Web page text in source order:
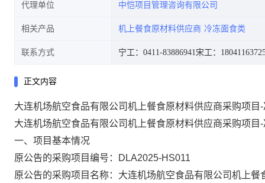
代理单位 中恺项目管理咨询有限公司
相关产品 机上餐食原材料供应商 冷冻面食类
联系方式 宁工：0411-83886941宋工：
正文内容
大连机场航空食品有限公司机上餐食原材料供应商采购项目
大连机场航空食品有限公司机上餐食原材料供应商采购项目-
一、项目基本情况
原公告的采购项目编号：
DLA2025-HS011
原公告的采购项目名称：大连机场航空食品有限公司机上餐